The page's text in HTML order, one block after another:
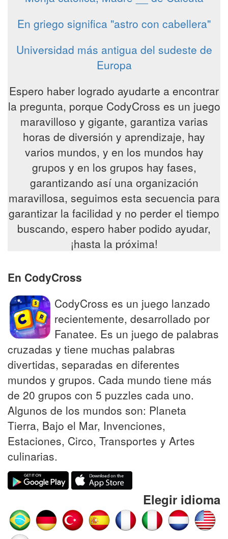
En griego significa "astro con cabellera"
Universidad más antigua del sudeste de
Europa
Espero haber logrado ayudarte a encontrar
la pregunta, porque CodyCross es un juego
maravilloso y gigante, garantiza varias
horas de diversión y aprendizaje, hay
varios mundos, y en los mundos hay
grupos y en los grupos hay fases,
garantizando así una organización
maravillosa, seguimos esta secuencia para
garantizar la facilidad y no perder el tiempo
buscando, espero haber podido ayudar,
¡hasta la próxima!
En CodyCross
CodyCross es un juego lanzado
recientemente, desarrollado por
Fanatee. Es un juego de palabras
cruzadas y tiene muchas palabras
divertidas, separadas en diferentes
mundos y grupos. Cada mundo tiene más
de 20 grupos con 5 puzzles cada uno.
Algunos de los mundos son: Planeta
Tierra, Bajo el Mar, Invenciones,
Estaciones, Circo, Transportes y Artes
culinarias.
Elegir idioma